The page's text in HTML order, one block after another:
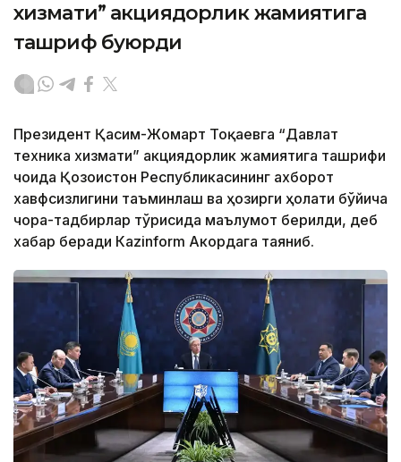
хизмати” акциядорлик жамиятига
ташриф буюрди
Президент Қасим-Жомарт Тоқаевга “Давлат
техника хизмати” акциядорлик жамиятига ташрифи
чоғида Қозоғистон Республикасининг ахборот
хавфсизлигини таъминлаш ва ҳозирги ҳолати бўйича
чора-тадбирлар тўғрисида маълумот берилди, деб
хабар беради Каzinform Акордага таяниб.